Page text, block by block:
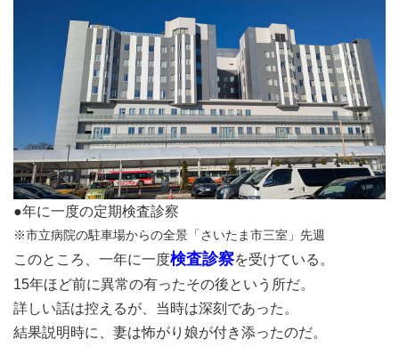
●年に一度の定期検査診察
※市立病院の駐車場からの全景「さいたま市三室」先週
このところ、一年に一度検査診察を受けている。
15年ほど前に異常の有ったその後という所だ。
詳しい話は控えるが、当時は深刻であった。
結果説明時に、妻は怖がり娘が付き添ったのだ。